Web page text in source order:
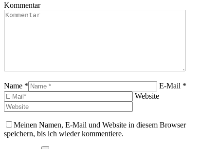
Kommentar
Name *
E-Mail *
Website
Meinen Namen, E-Mail und Website in diesem Browser
speichern, bis ich wieder kommentiere.